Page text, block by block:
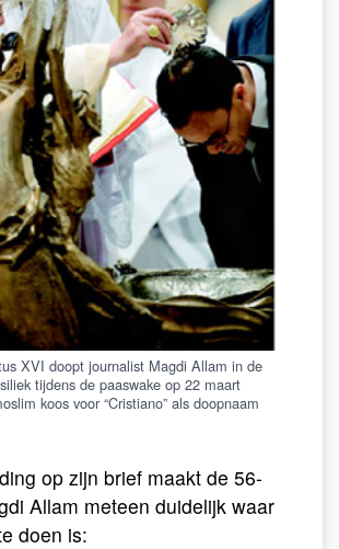
XVI doopt journalist Magdi Allam in de
tijdens de paaswake op 22 maart
koos voor “Cristiano” als doopnaam
op zijn brief maakt de 56-
Allam meteen duidelijk waar
doen is: